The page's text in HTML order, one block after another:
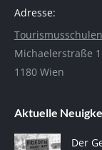
Adresse:
Michaelerstraße 1
1180 Wien
Aktuelle
Der